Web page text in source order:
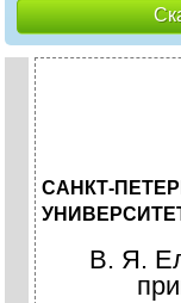
САНКТ-
В. Я.